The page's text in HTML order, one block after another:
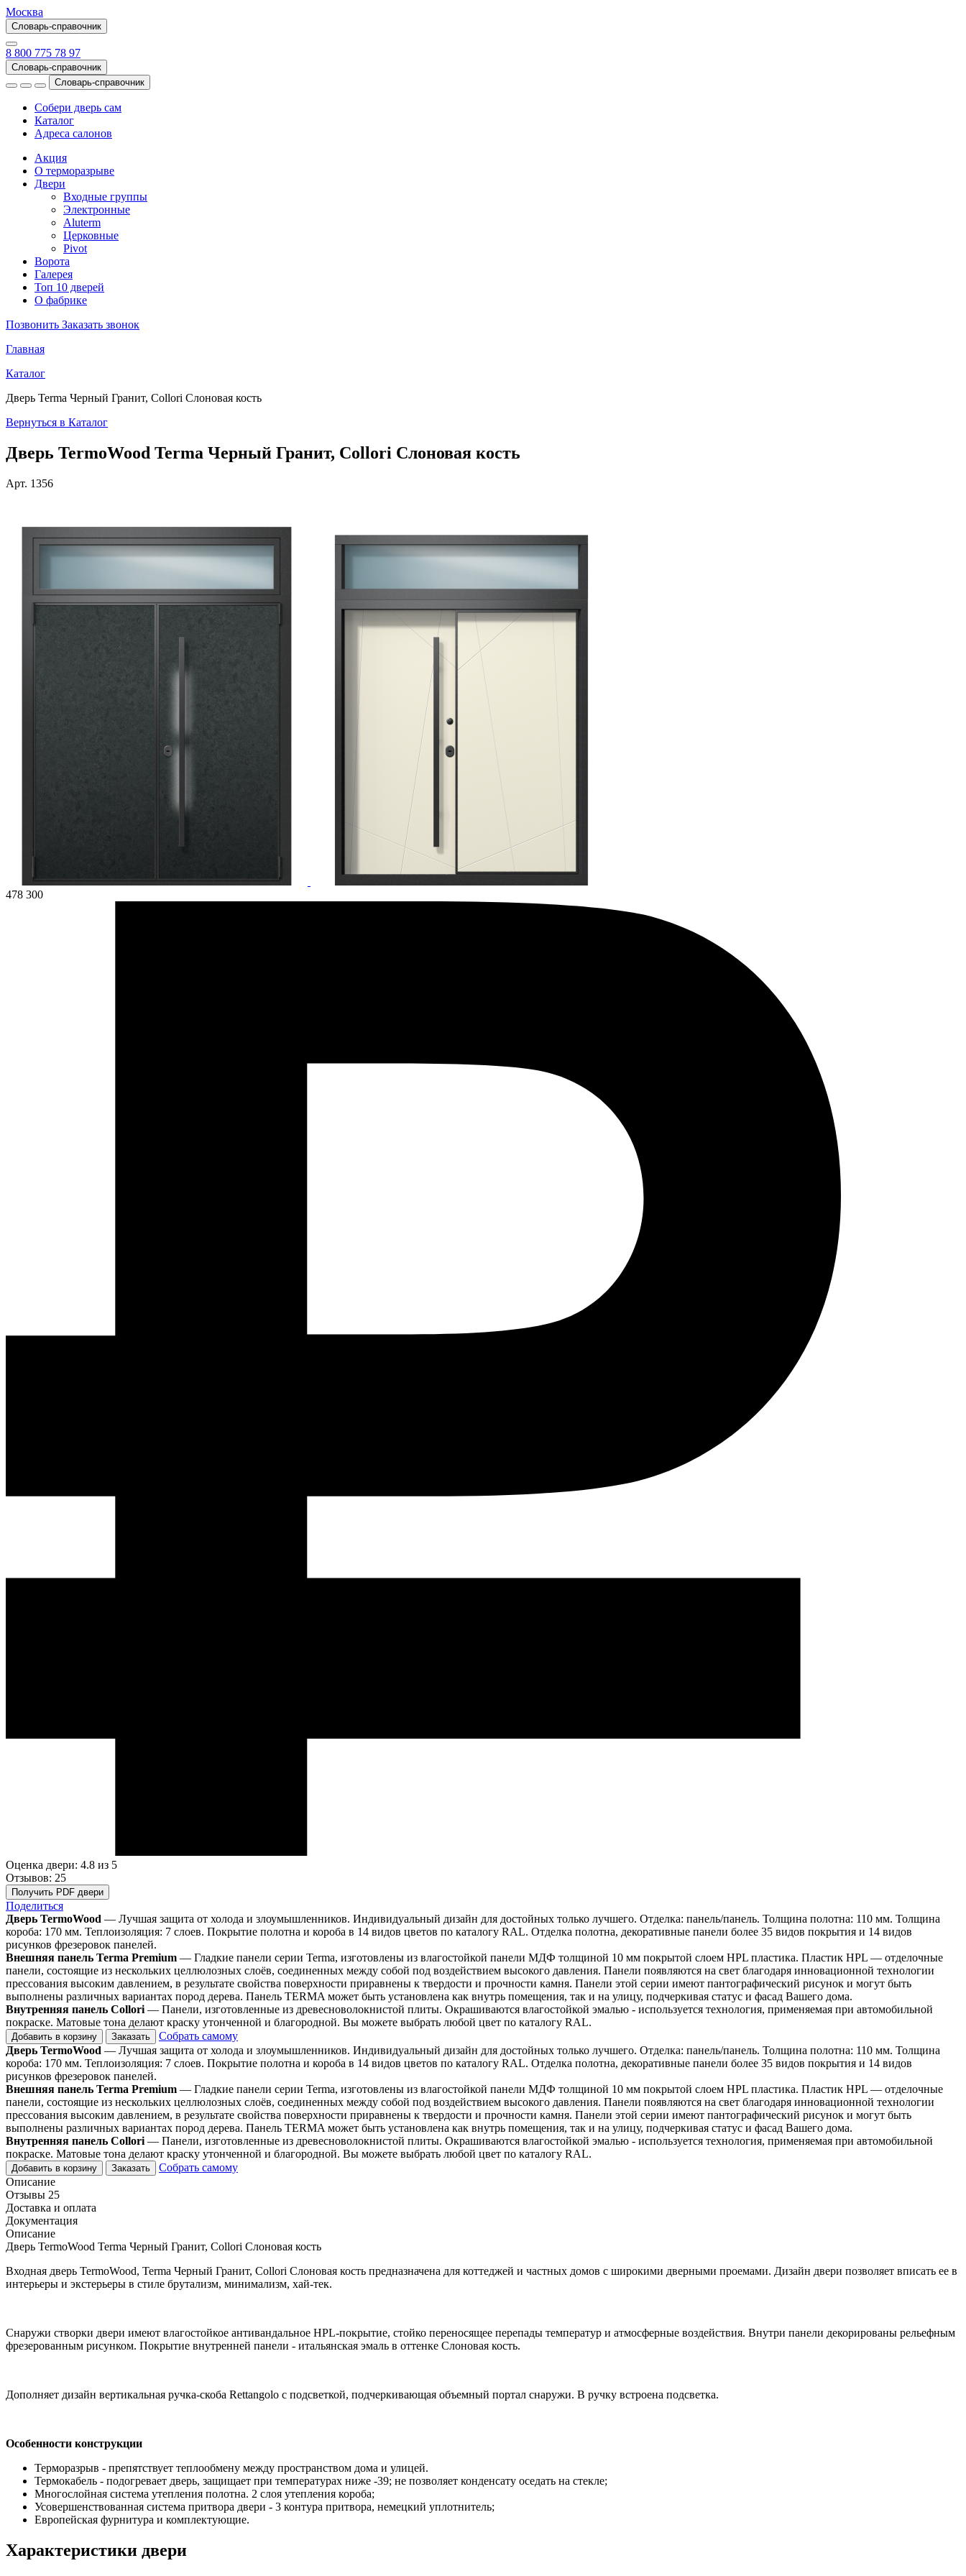
Москва
Словарь-справочник
8 800 775 78 97
Словарь-справочник
Словарь-справочник
Собери дверь сам
Каталог
Адреса салонов
Акция
О терморазрыве
Двери
Входные группы
Электронные
Aluterm
Церковные
Pivot
Ворота
Галерея
Топ 10 дверей
О фабрике
Позвонить Заказать звонок
Главная
Каталог
Дверь Terma Черный Гранит, Collori Слоновая кость
Вернуться в Каталог
Дверь TermoWood Terma Черный Гранит, Collori Слоновая кость
Арт. 1356
478 300
Оценка двери: 4.8 из 5
Отзывов: 25
Получить PDF двери
Поделиться
Дверь TermoWood — Лучшая защита от холода и злоумышленников. Индивидуальный дизайн для достойных только лучшего. Отделка: панель/панель. Толщина полотна: 110 мм. Толщина
короба: 170 мм. Теплоизоляция: 7 слоев. Покрытие полотна и короба в 14 видов цветов по каталогу RAL. Отделка полотна, декоративные панели более 35 видов покрытия и 14 видов
рисунков фрезеровок панелей.
Внешняя панель Terma Premium — Гладкие панели серии Terma, изготовлены из влагостойкой панели МДФ толщиной 10 мм покрытой слоем HPL пластика. Пластик HPL — отделочные
панели, состоящие из нескольких целлюлозных слоёв, соединенных между собой под воздействием высокого давления. Панели появляются на свет благодаря инновационной технологии
прессования высоким давлением, в результате свойства поверхности приравнены к твердости и прочности камня. Панели этой серии имеют пантографический рисунок и могут быть
выполнены различных вариантах пород дерева. Панель TERMA может быть установлена как внутрь помещения, так и на улицу, подчеркивая статус и фасад Вашего дома.
Внутренняя панель Collori — Панели, изготовленные из древесноволокнистой плиты. Окрашиваются влагостойкой эмалью - используется технология, применяемая при автомобильной
покраске. Матовые тона делают краску утонченной и благородной. Вы можете выбрать любой цвет по каталогу RAL.
Добавить в корзину Заказать
Собрать самому
Дверь TermoWood — Лучшая защита от холода и злоумышленников. Индивидуальный дизайн для достойных только лучшего. Отделка: панель/панель. Толщина полотна: 110 мм. Толщина
короба: 170 мм. Теплоизоляция: 7 слоев. Покрытие полотна и короба в 14 видов цветов по каталогу RAL. Отделка полотна, декоративные панели более 35 видов покрытия и 14 видов
рисунков фрезеровок панелей.
Внешняя панель Terma Premium — Гладкие панели серии Terma, изготовлены из влагостойкой панели МДФ толщиной 10 мм покрытой слоем HPL пластика. Пластик HPL — отделочные
панели, состоящие из нескольких целлюлозных слоёв, соединенных между собой под воздействием высокого давления. Панели появляются на свет благодаря инновационной технологии
прессования высоким давлением, в результате свойства поверхности приравнены к твердости и прочности камня. Панели этой серии имеют пантографический рисунок и могут быть
выполнены различных вариантах пород дерева. Панель TERMA может быть установлена как внутрь помещения, так и на улицу, подчеркивая статус и фасад Вашего дома.
Внутренняя панель Collori — Панели, изготовленные из древесноволокнистой плиты. Окрашиваются влагостойкой эмалью - используется технология, применяемая при автомобильной
покраске. Матовые тона делают краску утонченной и благородной. Вы можете выбрать любой цвет по каталогу RAL.
Добавить в корзину Заказать
Собрать самому
Описание
Отзывы 25
Доставка и оплата
Документация
Описание
Дверь TermoWood Terma Черный Гранит, Collori Слоновая кость
Входная дверь TermoWood, Terma Черный Гранит, Collori Слоновая кость предназначена для коттеджей и частных домов с широкими дверными проемами. Дизайн двери позволяет вписать ее в
интерьеры и экстерьеры в стиле брутализм, минимализм, хай-тек.
Снаружи створки двери имеют влагостойкое антивандальное HPL-покрытие, стойко переносящее перепады температур и атмосферные воздействия. Внутри панели декорированы рельефным
фрезерованным рисунком. Покрытие внутренней панели - итальянская эмаль в оттенке Слоновая кость.
Дополняет дизайн вертикальная ручка-скоба Rettangolo с подсветкой, подчеркивающая объемный портал снаружи. В ручку встроена подсветка.
Особенности конструкции
Терморазрыв - препятствует теплообмену между пространством дома и улицей.
Термокабель - подогревает дверь, защищает при температурах ниже -39; не позволяет конденсату оседать на стекле;
Многослойная система утепления полотна. 2 слоя утепления короба;
Усовершенствованная система притвора двери - 3 контура притвора, немецкий уплотнитель;
Европейская фурнитура и комплектующие.
Характеристики двери